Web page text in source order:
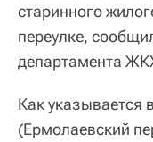
старинного
переулке,
департамента
Как
(Ермолаевский